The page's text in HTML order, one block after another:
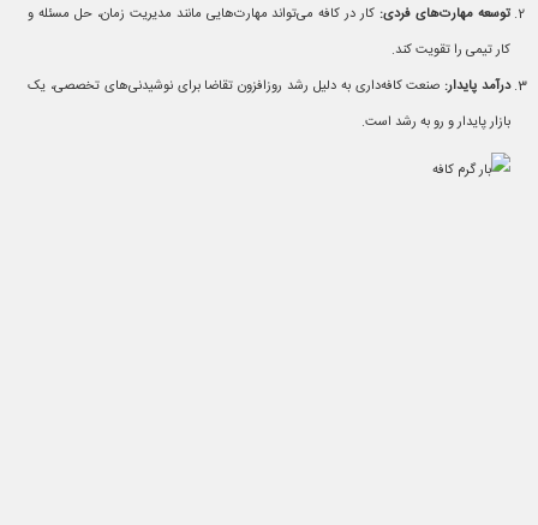
توسعه مهارت‌های فردی: کار در کافه می‌تواند مهارت‌هایی مانند مدیریت زمان، حل مسئله و
کار تیمی را تقویت کند.
درآمد پایدار: صنعت کافه‌داری به دلیل رشد روزافزون تقاضا برای نوشیدنی‌های تخصصی، یک
بازار پایدار و رو به رشد است.